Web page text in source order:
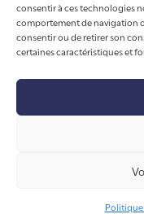
consentir à ces technologies
comportement de navigation
consentir ou de retirer son
certaines caractéristiques et
© 2026 -